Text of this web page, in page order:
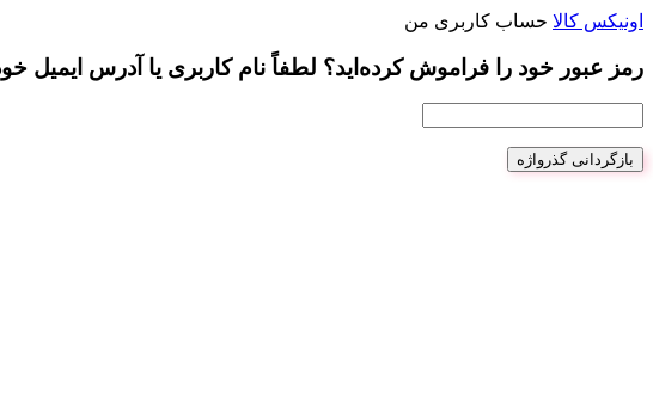
اونیکس کالا حساب کاربری من
رمز عبور خود را فراموش کرده‌اید؟ لطفاً نام کاربری یا آدرس ایمیل
بازگردانی گذرواژه